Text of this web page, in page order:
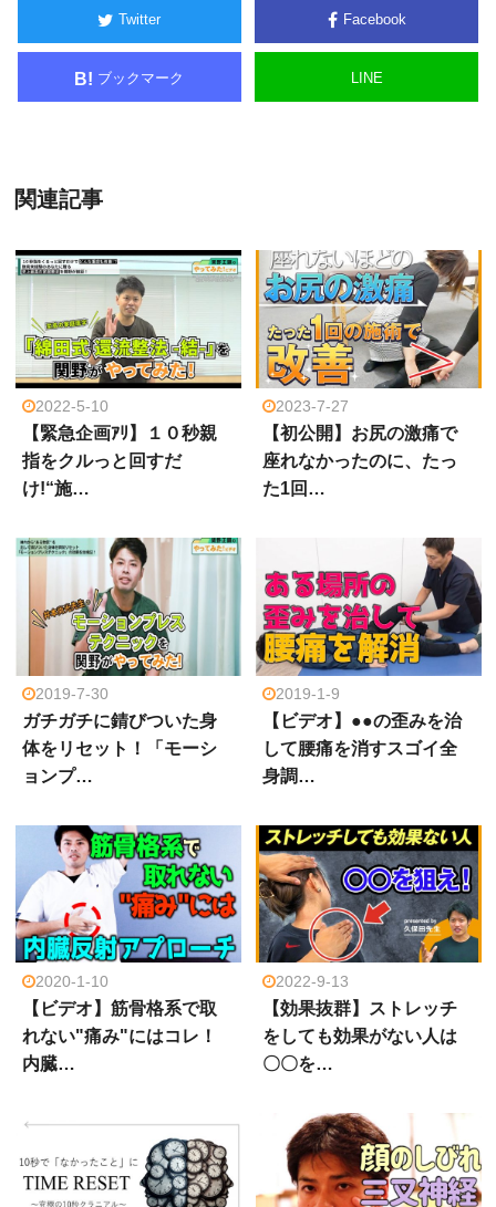
Twitter Facebook
B! ブックマーク LINE
関連記事
2022-5-10
【緊急企画ｱﾘ】１０秒親
指をクルっと回すだ
け!“施…
2023-7-27
【初公開】お尻の激痛で
座れなかったのに、たっ
た1回…
2019-7-30
ガチガチに錆びついた身
体をリセット！「モーシ
ョンプ…
2019-1-9
【ビデオ】●●の歪みを治
して腰痛を消すスゴイ全
身調…
2020-1-10
【ビデオ】筋骨格系で取
れない"痛み"にはコレ！
内臓…
2022-9-13
【効果抜群】ストレッチ
をしても効果がない人は
〇〇を…